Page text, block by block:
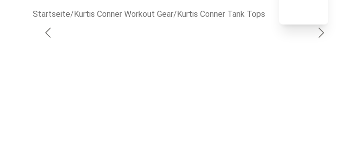
Startseite/Kurtis Conner Workout Gear/Kurtis Conner Tank Tops